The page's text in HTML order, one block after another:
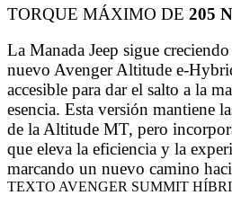
TORQUE MÁXIMO DE 205
La Manada Jeep sigue
nuevo Avenger Altitude e-
accesible para dar el salto a la
esencia. Esta versión mantiene
de la Altitude MT, pero
que eleva la eficiencia y la
marcando un nuevo camino
TEXTO AVENGER SUMMIT